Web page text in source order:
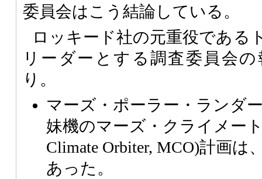
委員会はこう結論している。
ロッキード社の元重役である
リーダーとする調査委員会
り。
マーズ・ポーラー・ランダ
妹機のマーズ・クライメー
Climate Orbiter, MCO)計画は
あった。